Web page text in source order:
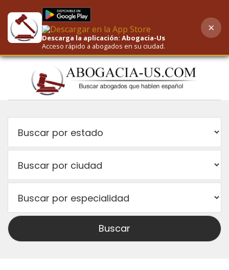
AI-Powered Search
Descarga la aplicación: Abogacia-Us
Acceso rápido a abogados en su ciudad.
×